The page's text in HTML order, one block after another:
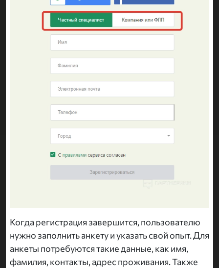
Когда регистрация завершится, пользователю
нужно заполнить анкету и указать свой опыт. Для
анкеты потребуются такие данные, как имя,
фамилия, контакты, адрес проживания. Также